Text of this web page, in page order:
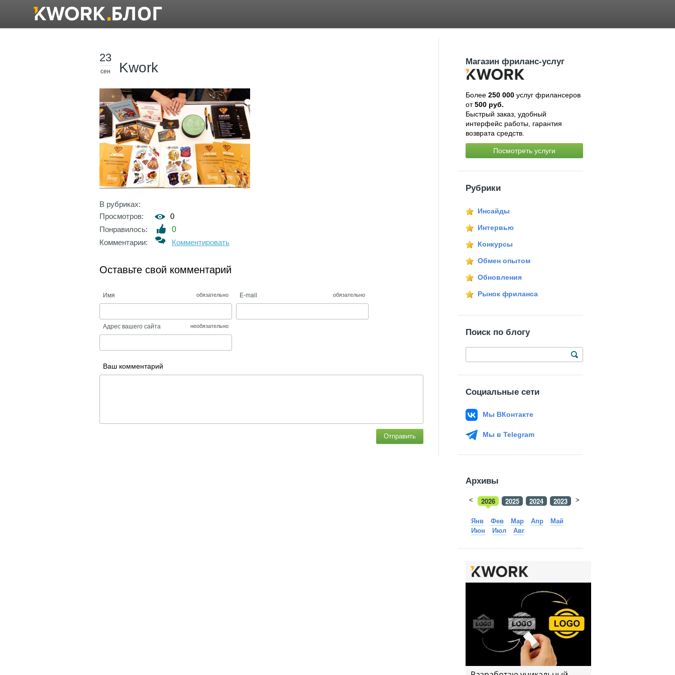
23
сен Kwork
В рубриках:
Просмотров:
0
Понравилось:
0
Комментарии:
Комментировать
Оставьте свой комментарий
Имя обязательно E-mail обязательно
Адрес вашего сайта необязательно
Ваш комментарий
Отправить
Магазин фриланс-услуг
Более 250 000услуг фрилансеров
от500 руб.
Быстрый заказ, удобный
интерфейс работы, гарантия
возврата средств.
Посмотреть услуги
Рубрики
Инсайды
Интервью
Конкурсы
Обмен опытом
Обновления
Рынок фриланса
Поиск по блогу
Социальные сети
Мы ВКонтакте
Мы в Telegram
Архивы
2026 2025 2024 2023 2022
< >
Янв Фев Мар Апр
Май
Июн
Июл Авг